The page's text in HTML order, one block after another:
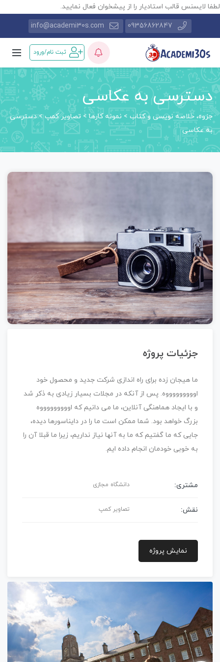
لطفا لایسنس قالب استادیار را از پیشخوان فعال نمایید.
09356862847
info@academi30s.com
ثبت نام/ورود
دسترسی به عکاسی
جزوه، خلاصه نویسی و کتاب> نمونه کارها> تصاویر کمپ>دسترسی
به عکاسی
جزئیات پروژه
ما هیجان زده برای راه اندازی شرکت جدید و محصول خود
اوووووووووه. پس از آنکه در مجلات بسیار زیادی به ذکر شد
و با ایجاد هماهنگی آنلاین، ما می دانیم که اوووووووووه
بزرگ خواهد بود. شما ممکن است ما را در دایناسورها دیده،
جایی که ما گفتیم که ما به آنها نیاز نداریم، زیرا ما قبلا آن را
به خوبی خودمان انجام داده ایم.
مشتری: دانشگاه مجازی
نقش: تصاویر کمپ
نمایش پروژه